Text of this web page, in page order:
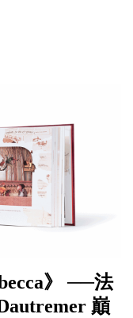
》 ──法
巔